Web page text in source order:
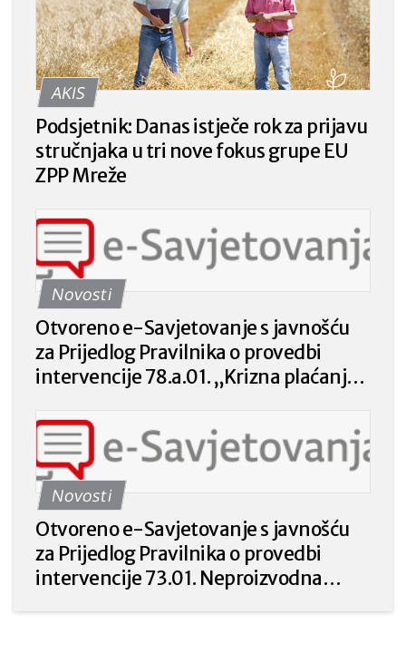
AKIS
Podsjetnik: Danas istječe rok za prijavu
stručnjaka u tri nove fokus grupe EU
ZPP Mreže
Novosti
Otvoreno e-Savjetovanje s javnošću
za Prijedlog Pravilnika o provedbi
intervencije 78.a.01. „Krizna plaćanja
katastrofa, nepovoljnih klimatskih
prilika ili katastrofalnih događaja“ iz
Strateškog plana Zajedničke
poljoprivredne politike Republike
Hrvatske 2023. – 2027. godine.
Novosti
Otvoreno e-Savjetovanje s javnošću
za Prijedlog Pravilnika o provedbi
intervencije 73.01. Neproizvodna